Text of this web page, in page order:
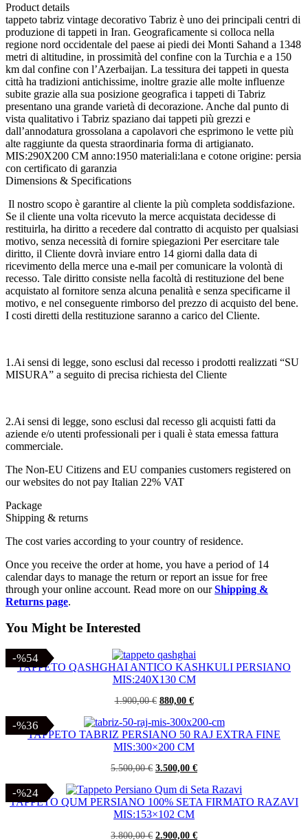
MIS:290X200
CM
quantità
Product details
tappeto tabriz vintage decorativo Tabriz è uno dei principali centri di
produzione di tappeti in Iran. Geograficamente si colloca nella
regione nord occidentale del paese ai piedi dei Monti Sahand a 1348
metri di altitudine, in prossimità del confine con la Turchia e a 150
km dal confine con l’Azerbaijan. La tessitura dei tappeti in questa
città ha tradizioni antichissime, inoltre grazie alle molte influenze
subite grazie alla sua posizione geografica i tappeti di Tabriz
presentano una grande varietà di decorazione. Anche dal punto di
vista qualitativo i Tabriz spaziano dai tappeti più grezzi e
dall’annodatura grossolana a capolavori che esprimono le vette più
alte raggiunte da questa straordinaria forma di artigianato.
MIS:290X200 CM anno:1950 materiali:lana e cotone origine: persia
con certificato di garanzia
Dimensions & Specifications
Il nostro scopo è garantire al cliente la più completa soddisfazione.
Se il cliente una volta ricevuto la merce acquistata decidesse di
restituirla, ha diritto a recedere dal contratto di acquisto per qualsiasi
motivo, senza necessità di fornire spiegazioni Per esercitare tale
diritto, il Cliente dovrà inviare entro 14 giorni dalla data di
ricevimento della merce una e-mail per comunicare la volontà di
recesso. Tale diritto consiste nella facoltà di restituzione del bene
acquistato al fornitore senza alcuna penalità e senza specificarne il
motivo, e nel conseguente rimborso del prezzo di acquisto del bene.
I costi diretti della restituzione saranno a carico del Cliente.
1.Ai sensi di legge, sono esclusi dal recesso i prodotti realizzati “SU
MISURA” a seguito di precisa richiesta del Cliente
2.Ai sensi di legge, sono esclusi dal recesso gli acquisti fatti da
aziende e/o utenti professionali per i quali è stata emessa fattura
commerciale.
The Non-EU Citizens and EU companies customers registered on
our websites do not pay Italian 22% VAT
Package
Shipping & returns
The cost varies according to your country of residence.
Once you receive the order at home, you have a period of 14
calendar days to manage the return or report an issue for free
through your online account. Read more on ourShipping &
Returns page.
You Might be Interested
-%54
-%54
TAPPETO QASHGHAI ANTICO KASHKULI PERSIANO
MIS:240X130 CM
1.900,00€ Il
originale
era:
1.900,00 €.
880,00 €Il
attuale
è:
880,00 €.
-%36
-%36
TAPPETO TABRIZ PERSIANO 50 RAJ EXTRA FINE
MIS:300×200 CM
5.500,00€ Il
originale
era:
5.500,00 €.
3.500,00 €Il
attuale
è:
-%24
-%24
TAPPETO QUM PERSIANO 100% SETA FIRMATO RAZAVI
MIS:153×102 CM
3.800,00€ Il
2.900,00 €Il